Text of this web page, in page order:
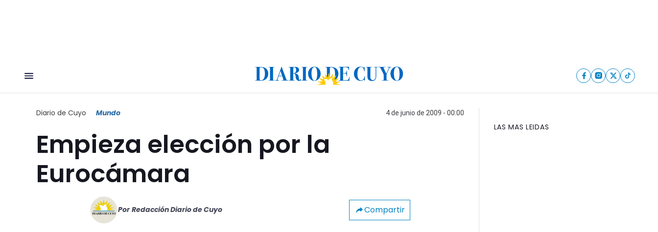
Diario de Cuyo Mundo 4 de junio de 2009 - 00:00
Empieza elección por la
Eurocámara
Por Redacción Diario de Cuyo Compartir
LAS MAS LEIDAS